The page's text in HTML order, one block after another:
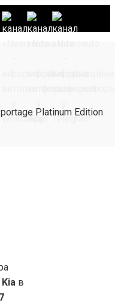
Platinum Edition
в
7